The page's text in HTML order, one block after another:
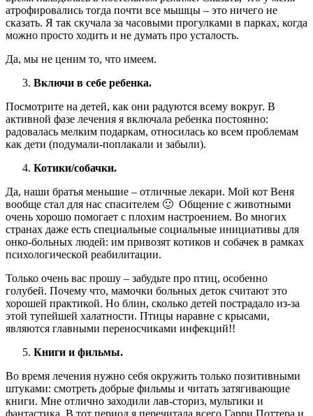
атрофировались тогда почти все мышцы – это ничего не
сказать. Я так скучала за часовыми прогулками в парках, когда
можно просто ходить и не думать про усталость.
Да, мы не ценим то, что имеем.
Включи в себе ребенка.
Посмотрите на детей, как они радуются всему вокруг. В
активной фазе лечения я включала ребенка постоянно:
радовалась мелким подаркам, относилась ко всем проблемам
как дети (подумали-поплакали и забыли).
Котики/собачки.
Да, наши братья меньшие – отличные лекари. Мой кот Веня
вообще стал для нас спасителем 🙂 Общение с животными
очень хорошо помогает с плохим настроением. Во многих
странах даже есть специальные социальные инициативы для
онко-больных людей: им привозят котиков и собачек в рамках
психологической реабилитации.
Только очень вас прошу – забудьте про птиц, особенно
голубей. Почему что, мамочки больных деток считают это
хорошей практикой. Но блин, сколько детей пострадало из-за
этой тупейшей халатности. Птицы наравне с крысами,
являются главными переносчиками инфекций!!
Книги и фильмы.
Во время лечения нужно себя окружить только позитивными
штуками: смотреть добрые фильмы и читать затягивающие
книги. Мне отлично заходили лав-сториз, мультики и